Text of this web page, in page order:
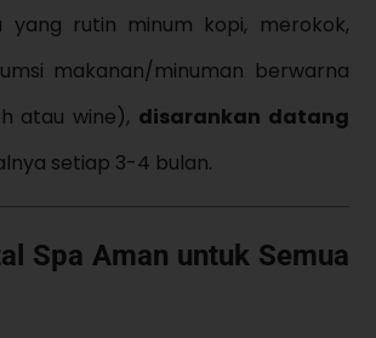
yang rutin minum kopi, merokok,
makanan/minuman berwarna
atau wine), disarankan datang
setiap 3-4 bulan.
Spa Aman untuk Semua